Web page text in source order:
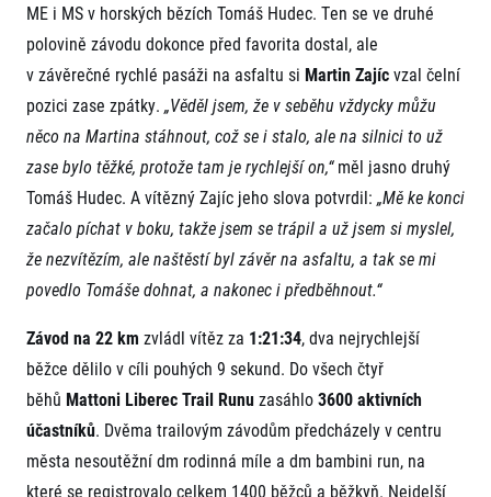
Stáhněte si mobilní aplikaci RunCzech.
Český maratonský klub
RunCzech Pacers
Running Doctors
O nás
Kontakt
Náš tým
Naši partneři
Historie
Pro veřejnost
FAQ (Často kladené dotazy)
Oznámení fúze
Dárkové poukazy
Šablony k dárkovému poukazu ke stažení
Pro média
Aktuality
Akreditace a vše k závodům
Tiskové zprávy
Poznámky pro editory
Magazíny
RunCzech
Kariéra
All Runners Are Beautiful
RunCzech Racing
Ekofilozofie
Running Mall
Vítejte v Running Mall
Kalendář
Skupinové tréninky
Firemní tréninky
Masáže
ME i MS v horských bězích Tomáš Hudec. Ten se ve druhé
polovině závodu dokonce před favorita dostal, ale
v závěrečné rychlé pasáži na asfaltu si Martin Zajícvzal čelní
pozici zase zpátky. „Věděl jsem, že v seběhu vždycky můžu
něco na Martina stáhnout, což se i stalo, ale na silnici to už
zase bylo těžké, protože tam je rychlejší on,“měl jasno druhý
Tomáš Hudec. A vítězný Zajíc jeho slova potvrdil: „Mě ke konci
začalo píchat v boku, takže jsem se trápil a už jsem si myslel,
že nezvítězím, ale naštěstí byl závěr na asfaltu, a tak se mi
povedlo Tomáše dohnat, a nakonec i předběhnout.“
Závod na 22 km zvládl vítěz za 1:21:34, dva nejrychlejší
běžce dělilo v cíli pouhých 9 sekund. Do všech čtyř
běhů Mattoni Liberec Trail Runuzasáhlo3600 aktivních
účastníků. Dvěma trailovým závodům předcházely v centru
města nesoutěžní dm rodinná míle a dm bambini run, na
které se registrovalo celkem 1400 běžců a běžkyň. Nejdelší